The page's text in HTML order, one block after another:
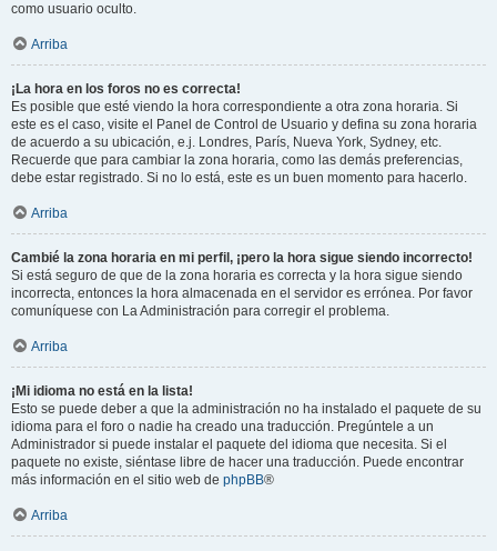
como usuario oculto.
Arriba
¡La hora en los foros no es correcta!
Es posible que esté viendo la hora correspondiente a otra zona horaria. Si
este es el caso, visite el Panel de Control de Usuario y defina su zona horaria
de acuerdo a su ubicación, e.j. Londres, París, Nueva York, Sydney, etc.
Recuerde que para cambiar la zona horaria, como las demás preferencias,
debe estar registrado. Si no lo está, este es un buen momento para hacerlo.
Arriba
Cambié la zona horaria en mi perfil, ¡pero la hora sigue siendo incorrecto!
Si está seguro de que de la zona horaria es correcta y la hora sigue siendo
incorrecta, entonces la hora almacenada en el servidor es errónea. Por favor
comuníquese con La Administración para corregir el problema.
Arriba
¡Mi idioma no está en la lista!
Esto se puede deber a que la administración no ha instalado el paquete de su
idioma para el foro o nadie ha creado una traducción. Pregúntele a un
Administrador si puede instalar el paquete del idioma que necesita. Si el
paquete no existe, siéntase libre de hacer una traducción. Puede encontrar
más información en el sitio web de phpBB®
Arriba